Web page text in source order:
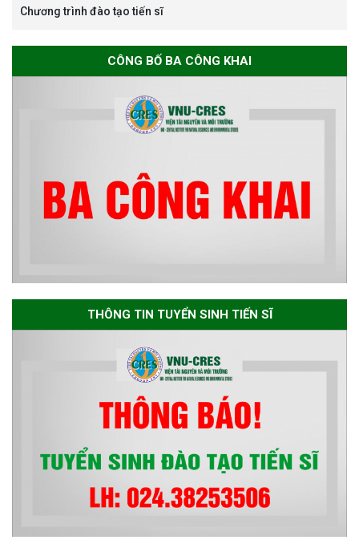
Thông báo chương trình học
bổng Nagao tại Việt Nam năm
ban chuyên môn đánh giá hồ
sơ chuyên môn cho các thí sinh
dự tuyển nghiên cứu sinh đợt 1
Thông báo danh sách thí sinh
đủ điều kiện dự tuyển Chương
trình đào tạo tiến sĩ chuyên
ngành Môi trường và phát triển
Chương trình đào tạo tiến sĩ
CÔNG BỐ BA CÔNG KHAI
THÔNG TIN TUYỂN SINH TIẾN SĨ